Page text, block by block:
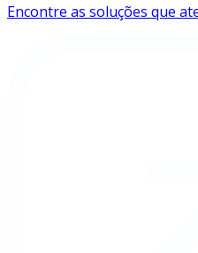
Encontre as soluções que